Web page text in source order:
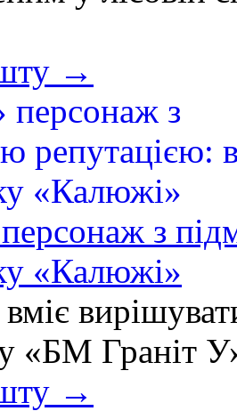
→
з
«Калюжі»
«БМ Граніт
→